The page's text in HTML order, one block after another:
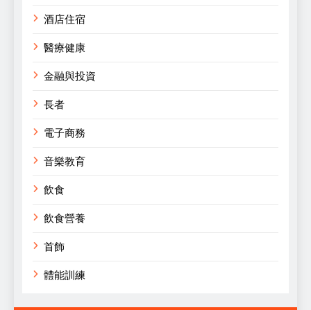
酒店住宿
醫療健康
金融與投資
長者
電子商務
音樂教育
飲食
飲食營養
首飾
體能訓練